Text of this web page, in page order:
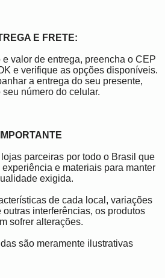
E FRETE:
valor de entrega, preencha o CEP
e verifique as opções disponíveis.
a entrega do seu presente,
seu número do celular.
IMPORTANTE
parceiras por todo o Brasil que
e materiais para manter
exigida.
de cada local, variações
outras interferências, os produtos
sofrer alterações.
são meramente ilustrativas